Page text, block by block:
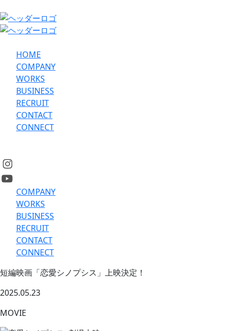
HOME
COMPANY
WORKS
BUSINESS
RECRUIT
CONTACT
CONNECT
COMPANY
WORKS
BUSINESS
RECRUIT
CONTACT
CONNECT
短編映画「恋愛シノプシス」上映決定！
2025.05.23
MOVIE